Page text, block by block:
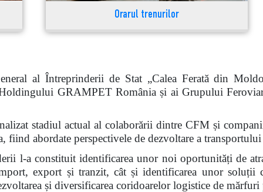
Orarul trenurilor
al Întreprinderii de Stat „Calea Ferată din
GRAMPET România și ai Grupului
stadiul actual al colaborării dintre CFM și
abordate perspectivele de dezvoltare a
l-a constituit identificarea unor noi oportunități de
export și tranzit, cât și identificarea unor soluții
și diversificarea coridoarelor logistice de